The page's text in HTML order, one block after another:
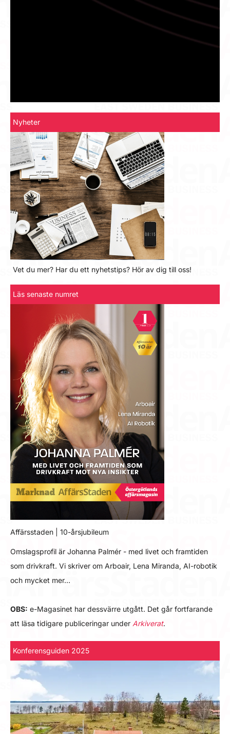
Nyheter
Vet du mer? Har du ett nyhetstips? Hör av dig till oss!
Läs senaste numret
Affärsstaden | 10-årsjubileum
Omslagsprofil är Johanna Palmér - med livet och framtiden
som drivkraft. Vi skriver om Arboair, Lena Miranda, AI-robotik
och mycket mer…
OBS: e-Magasinet har dessvärre utgått. Det går fortfarande
att läsa tidigare publiceringar under Arkiverat.
Konferensguiden 2025